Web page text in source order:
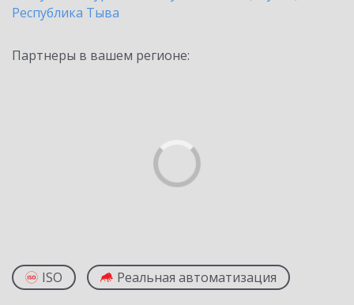
Республика Тыва
Партнеры в вашем регионе:
ISO Реальная автоматизация